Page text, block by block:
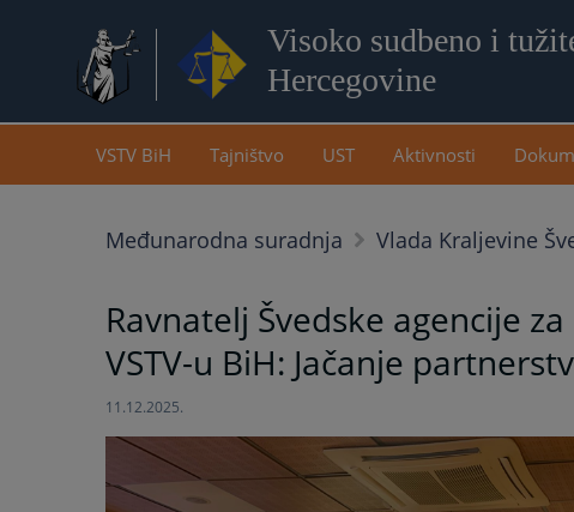
Visoko sudbeno i
Hercegovine
VSTV BiH Tajništvo UST Aktivnosti
Međunarodna suradnja Vlada Kraljevine
Ravnatelj Švedske agencije
VSTV-u BiH: Jačanje
11.12.2025.